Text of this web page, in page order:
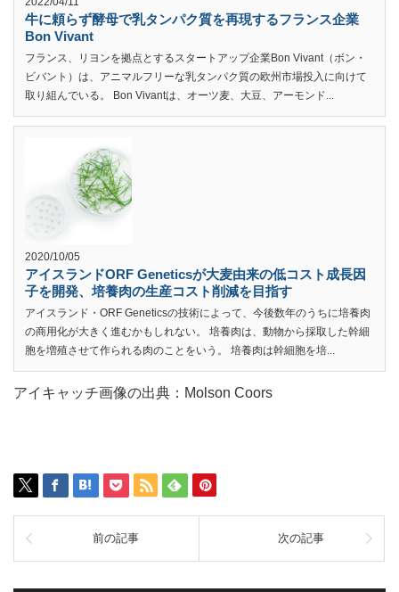
牛に頼らず酵母で乳タンパク質を再現するフランス企業
Bon Vivant
フランス、リヨンを拠点とするスタートアップ企業Bon Vivant（ボン・
ビバント）は、アニマルフリーな乳タンパク質の欧州市場投入に向けて
取り組んでいる。 Bon Vivantは、オーツ麦、大豆、アーモンド...
2020/10/05
アイスランドORF Geneticsが大麦由来の低コスト成長因
子を開発、培養肉の生産コスト削減を目指す
アイスランド・ORF Geneticsの技術によって、今後数年のうちに培養肉
の商用化が大きく進むかもしれない。 培養肉は、動物から採取した幹細
胞を増殖させて作られる肉のことをいう。 培養肉は幹細胞を培...
アイキャッチ画像の出典：Molson Coors
前の記事 次の記事